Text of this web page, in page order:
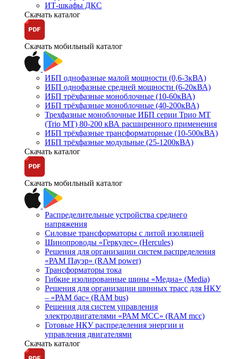
ИТ-шкафы ДКС
Скачать каталог
Скачать мобильный каталог
ИБП однофазные малой мощности (0,6-3кВА)
ИБП однофазные средней мощности (6-20кВА)
ИБП трёхфазные моноблочные (10-60кВА)
ИБП трёхфазные моноблочные (40-200кВА)
Трехфазные моноблочные ИБП серии Трио МТ
(Trio MT) 80-200 кВА расширенного применения
ИБП трёхфазные трансформаторные (10-500кВА)
ИБП трёхфазные модульные (25-1200кВА)
Скачать каталог
Скачать мобильный каталог
Распределительные устройства среднего
напряжения
Силовые трансформаторы с литой изоляцией
Шинопроводы «Геркулес» (Hercules)
Решения для организации систем распределения
«РАМ Пауэр» (RAM power)
Трансформаторы тока
Гибкие изолированные шины «Медиа» (Media)
Решения для организации шинных трасс для НКУ
– «РАМ бас» (RAM bus)
Решения для систем управления
электродвигателями «РАМ МСС» (RAM mcc)
Готовые НКУ распределения энергии и
управления двигателями
Скачать каталог